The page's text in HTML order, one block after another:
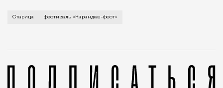
В минувший уикенд маленькая Старица в
Старица фестиваль «Карандаш-фест»